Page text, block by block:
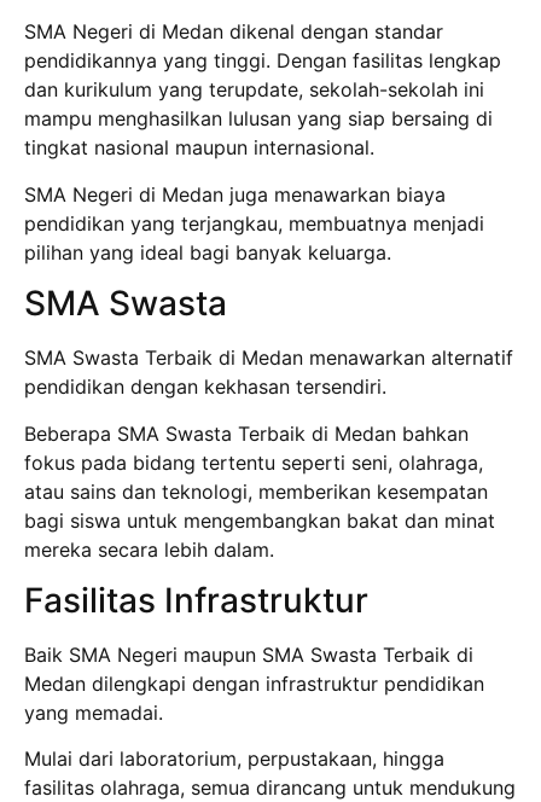
SMA Negeri di Medan dikenal dengan standar
pendidikannya yang tinggi. Dengan fasilitas lengkap
dan kurikulum yang terupdate, sekolah-sekolah ini
mampu menghasilkan lulusan yang siap bersaing di
tingkat nasional maupun internasional.
SMA Negeri di Medan juga menawarkan biaya
pendidikan yang terjangkau, membuatnya menjadi
pilihan yang ideal bagi banyak keluarga.
SMA Swasta
SMA Swasta Terbaik di Medan menawarkan alternatif
pendidikan dengan kekhasan tersendiri.
Beberapa SMA Swasta Terbaik di Medan bahkan
fokus pada bidang tertentu seperti seni, olahraga,
atau sains dan teknologi, memberikan kesempatan
bagi siswa untuk mengembangkan bakat dan minat
mereka secara lebih dalam.
Fasilitas Infrastruktur
Baik SMA Negeri maupun SMA Swasta Terbaik di
Medan dilengkapi dengan infrastruktur pendidikan
yang memadai.
Mulai dari laboratorium, perpustakaan, hingga
fasilitas olahraga, semua dirancang untuk mendukung